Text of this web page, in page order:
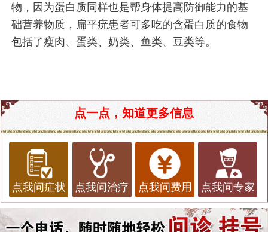
物，因为蛋白质同样也是帮身体提高防御能力的基
础营养物质，扁平疣患者可多吃的含蛋白质的食物
包括了瘦肉、蛋类、奶类、鱼类、豆类等。
点一点，知道更多信息
点我问症状 点我问治疗 点我问费用 点我问专家